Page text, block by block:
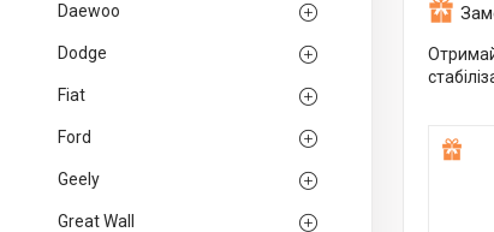
Daewoo
Dodge
Fiat
Ford
Geely
Great Wall